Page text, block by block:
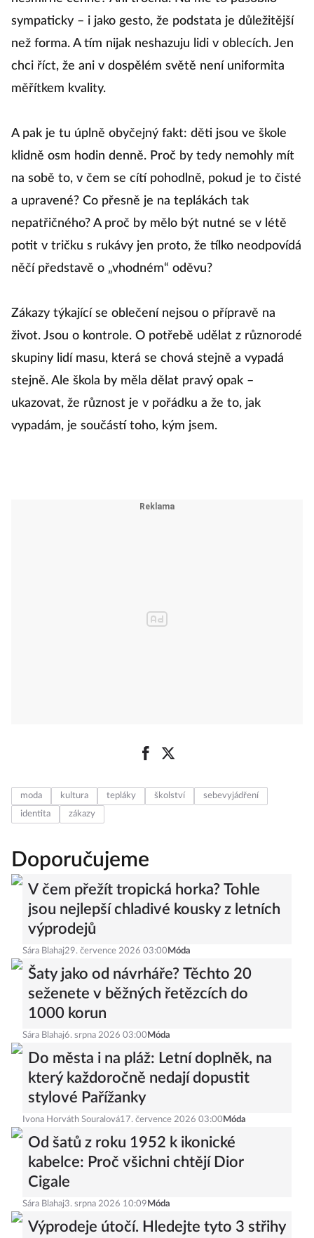
sympaticky – i jako gesto, že podstata je důležitější
než forma. A tím nijak neshazuju lidi v oblecích. Jen
chci říct, že ani v dospělém světě není uniformita
měřítkem kvality.
A pak je tu úplně obyčejný fakt: děti jsou ve škole
klidně osm hodin denně. Proč by tedy nemohly mít
na sobě to, v čem se cítí pohodlně, pokud je to čisté
a upravené? Co přesně je na teplákách tak
nepatřičného? A proč by mělo být nutné se v létě
potit v tričku s rukávy jen proto, že tílko neodpovídá
něčí představě o „vhodném“ oděvu?
Zákazy týkající se oblečení nejsou o přípravě na
život. Jsou o kontrole. O potřebě udělat z různorodé
skupiny lidí masu, která se chová stejně a vypadá
stejně. Ale škola by měla dělat pravý opak –
ukazovat, že různost je v pořádku a že to, jak
vypadám, je součástí toho, kým jsem.
moda kultura tepláky školství
sebevyjádření
identita
zákazy
Doporučujeme
V čem přežít tropická horka? Tohle
jsou nejlepší chladivé kousky z letních
výprodejů
Sára Blahaj29. července 2026 03:00 Móda
Šaty jako od návrháře? Těchto 20
seženete v běžných řetězcích do
1000 korun
Sára Blahaj6. srpna 2026 03:00 Móda
Do města i na pláž: Letní doplněk, na
který každoročně nedají dopustit
stylové Pařížanky
Ivona Horváth Souralová17. července 2026 03:00 Móda
Od šatů z roku 1952 k ikonické
kabelce: Proč všichni chtějí Dior
Cigale
Sára Blahaj3. srpna 2026 10:09 Móda
Výprodeje útočí. Hledejte tyto 3 střihy